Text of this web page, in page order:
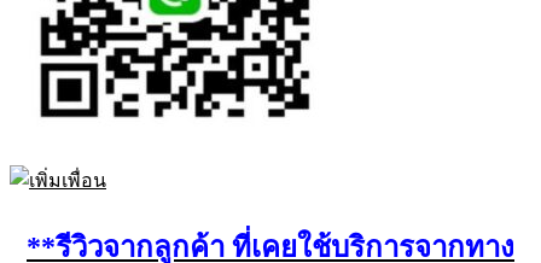
**รีวิวจากลูกค้า ที่เคยใช้บริการจากทาง